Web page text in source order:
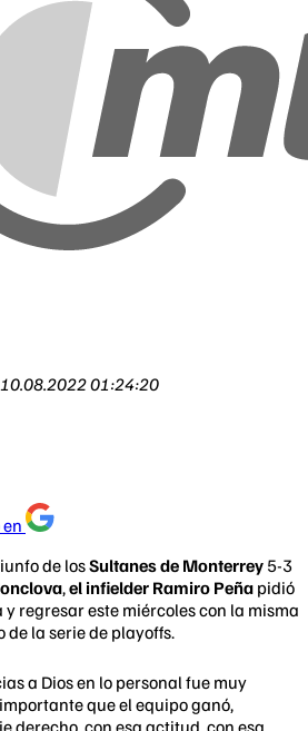
10.08.2022 01:24:20
de losSultanes de Monterrey 5-3
,el infielder Ramiro Peña pidió
regresar este miércoles con la misma
la serie de playoffs.
a Dios en lo personal fue muy
que el equipo ganó,
derecho, con esa actitud, con esa